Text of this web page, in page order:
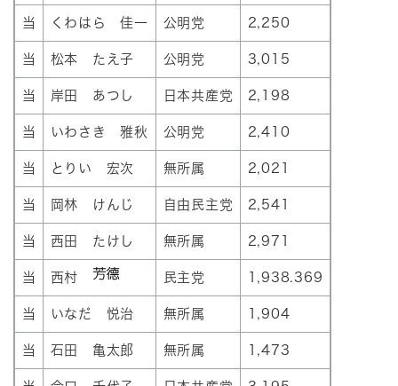
当 くわはら 佳一 公明党 2,250
当 松本 たえ子 公明党 3,015
当 岸田 あつし 日本共産党 2,198
当 いわさき 雅秋 公明党 2,410
当 とりい 宏次 無所属 2,021
当 岡林 けんじ 自由民主党 2,541
当 西田 たけし 無所属 2,971
当 西村 民主党 1,938.369
当 いなだ 悦治 無所属 1,904
当 石田 亀太郎 無所属 1,473